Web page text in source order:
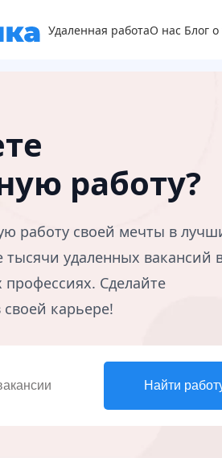
Удаленная работаО нас Блог
работу?
работу своей мечты в
тысячи удаленных вакансий
Сделайте
карьере!
Найти